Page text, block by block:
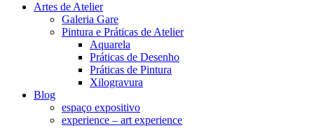
Artes de Atelier
Galeria Gare
Pintura e Práticas de Atelier
Aquarela
Práticas de Desenho
Práticas de Pintura
Xilogravura
Blog
espaço expositivo
experience – art experience